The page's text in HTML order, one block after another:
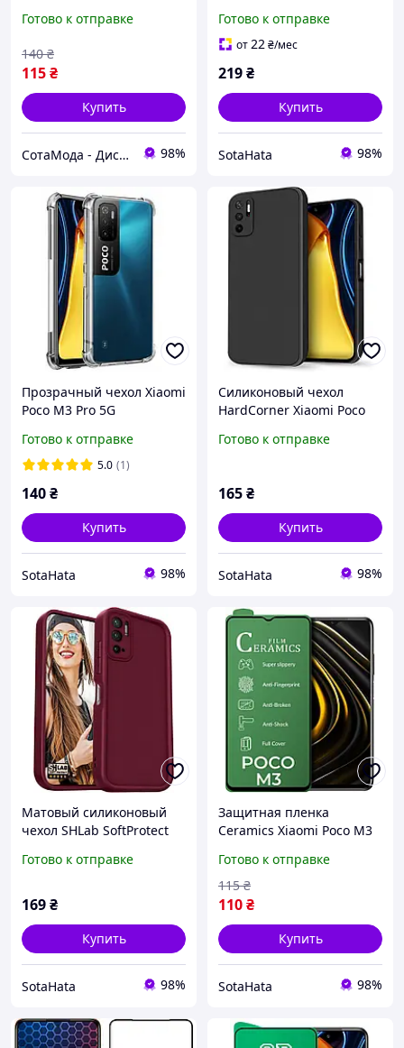
Готово к отправке
115₴
140 ₴
Купить
СотаМода - Дискаунтер аксессуаров 98%
Готово к отправке
от22₴/мес
219₴
Купить
SotaHata 98%
Прозрачный чехол Xiaomi
Poco M3 Pro 5G
Готово к отправке
5.0 (1)
140₴
Купить
SotaHata 98%
Силиконовый чехол
HardCorner Xiaomi Poco
микрофиброй) Black
Готово к отправке
165₴
Купить
SotaHata 98%
Матовый силиконовый
чехол SHLab SoftProtect
Готово к отправке
169₴
Купить
SotaHata 98%
Защитная пленка
Ceramics Xiaomi Poco M3
Готово к отправке
110₴
115 ₴
Купить
SotaHata 98%